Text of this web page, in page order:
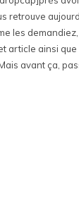
retrouve
les
article ainsi
avant ça,